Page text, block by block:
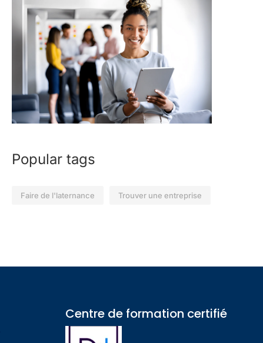
Popular tags
Faire de l'laternance Trouver une entreprise
Centre de formation certifié​